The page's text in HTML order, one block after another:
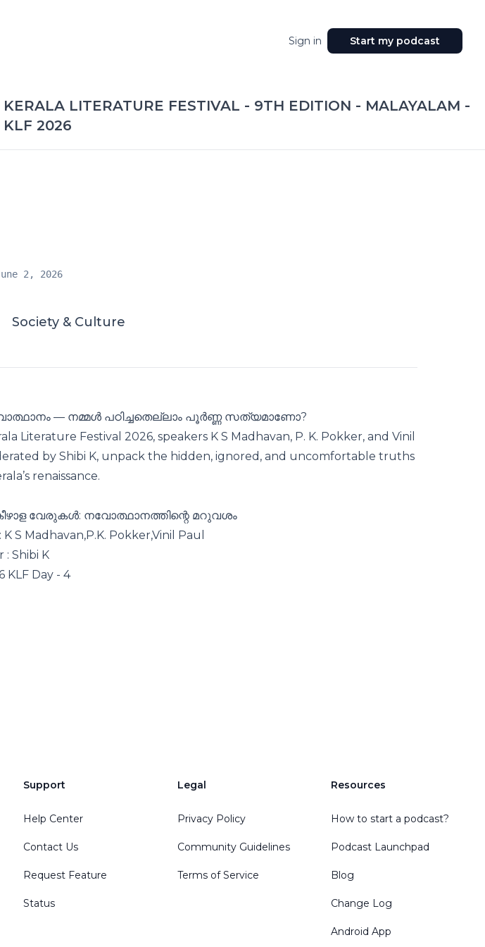
Sign in Start my podcast
KERALA LITERATURE FESTIVAL - 9TH EDITION - MALAYALAM -
KLF 2026
2, 2026
Society & Culture
— നമ്മൾ പഠിച്ചതെല്ലാം പൂർണ്ണ സത്യമാണോ?
Literature Festival 2026, speakers K S Madhavan, P. K. Pokker, and Vinil
by Shibi K, unpack the hidden, ignored, and uncomfortable truths
renaissance.
കീഴാള വേരുകൾ: നവോത്ഥാനത്തിന്റെ മറുവശം
K S Madhavan,P.K. Pokker,Vinil Paul
: Shibi K
KLF Day - 4
Support
Help Center
Contact Us
Request Feature
Status
Legal
Privacy Policy
Community Guidelines
Terms of Service
Resources
How to start a podcast?
Podcast Launchpad
Blog
Change Log
Android App